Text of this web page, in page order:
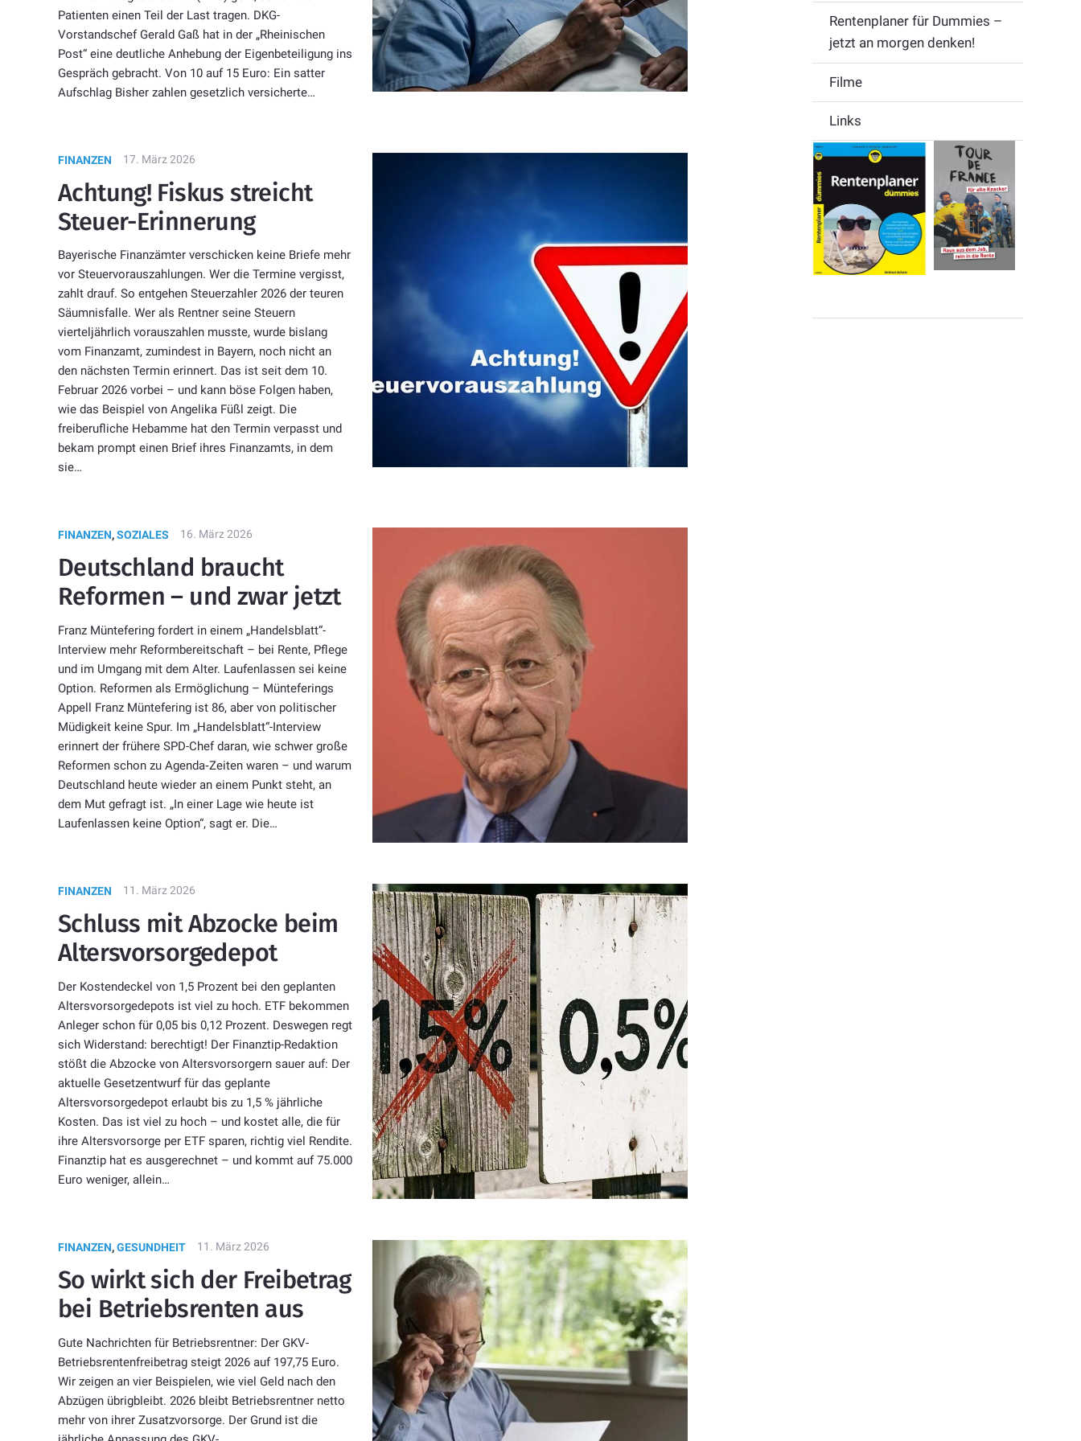
Patienten einen Teil der Last tragen. DKG-
Vorstandschef Gerald Gaß hat in der „Rheinischen
Post“ eine deutliche Anhebung der Eigenbeteiligung ins
Gespräch gebracht. Von 10 auf 15 Euro: Ein satter
Aufschlag Bisher zahlen gesetzlich versicherte…
FINANZEN 17. März 2026
Achtung! Fiskus streicht
Steuer-Erinnerung
Bayerische Finanzämter verschicken keine Briefe mehr
vor Steuervorauszahlungen. Wer die Termine vergisst,
zahlt drauf. So entgehen Steuerzahler 2026 der teuren
Säumnisfalle. Wer als Rentner seine Steuern
vierteljährlich vorauszahlen musste, wurde bislang
vom Finanzamt, zumindest in Bayern, noch nicht an
den nächsten Termin erinnert. Das ist seit dem 10.
Februar 2026 vorbei – und kann böse Folgen haben,
wie das Beispiel von Angelika Füßl zeigt. Die
freiberufliche Hebamme hat den Termin verpasst und
bekam prompt einen Brief ihres Finanzamts, in dem
sie…
FINANZEN,SOZIALES 16. März 2026
Deutschland braucht
Reformen – und zwar jetzt
Franz Müntefering fordert in einem „Handelsblatt“-
Interview mehr Reformbereitschaft – bei Rente, Pflege
und im Umgang mit dem Alter. Laufenlassen sei keine
Option. Reformen als Ermöglichung – Münteferings
Appell Franz Müntefering ist 86, aber von politischer
Müdigkeit keine Spur. Im „Handelsblatt“-Interview
erinnert der frühere SPD-Chef daran, wie schwer große
Reformen schon zu Agenda‑Zeiten waren – und warum
Deutschland heute wieder an einem Punkt steht, an
dem Mut gefragt ist. „In einer Lage wie heute ist
Laufenlassen keine Option“, sagt er. Die…
FINANZEN 11. März 2026
Schluss mit Abzocke beim
Altersvorsorgedepot
Der Kostendeckel von 1,5 Prozent bei den geplanten
Altersvorsorgedepots ist viel zu hoch. ETF bekommen
Anleger schon für 0,05 bis 0,12 Prozent. Deswegen regt
sich Widerstand: berechtigt! Der Finanztip-Redaktion
stößt die Abzocke von Altersvorsorgern sauer auf: Der
aktuelle Gesetzentwurf für das geplante
Altersvorsorgedepot erlaubt bis zu 1,5 % jährliche
Kosten. Das ist viel zu hoch – und kostet alle, die für
ihre Altersvorsorge per ETF sparen, richtig viel Rendite.
Finanztip hat es ausgerechnet – und kommt auf 75.000
Euro weniger, allein…
FINANZEN,GESUNDHEIT 11. März 2026
So wirkt sich der Freibetrag
bei Betriebsrenten aus
Gute Nachrichten für Betriebsrentner: Der GKV-
Betriebsrentenfreibetrag steigt 2026 auf 197,75 Euro.
Wir zeigen an vier Beispielen, wie viel Geld nach den
Abzügen übrigbleibt. 2026 bleibt Betriebsrentner netto
mehr von ihrer Zusatzvorsorge. Der Grund ist die
Rentenplaner für Dummies –
jetzt an morgen denken!
Filme
Links